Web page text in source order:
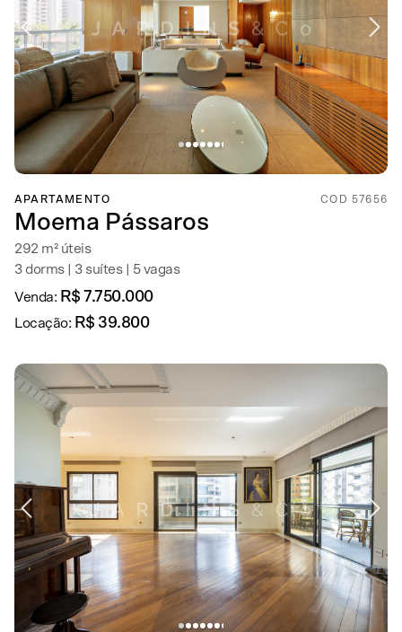
APARTAMENTO COD 57656
Moema Pássaros
292 m² úteis
3 dorms | 3 suítes | 5 vagas
Venda: R$ 7.750.000
Locação: R$ 39.800